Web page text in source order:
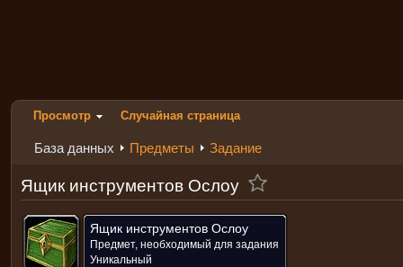
Просмотр Случайная страница
База данных Предметы Задание
Ящик инструментов Ослоу
Ящик инструментов Ослоу
Предмет, необходимый для задания
Уникальный